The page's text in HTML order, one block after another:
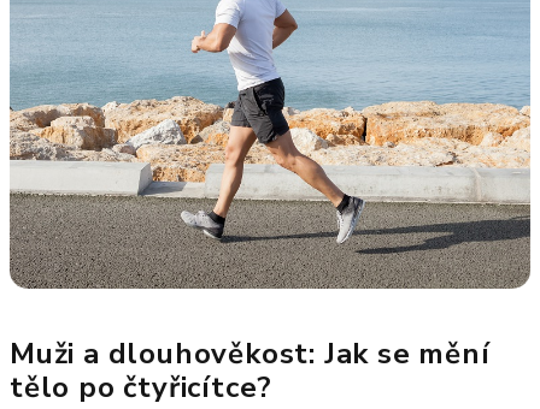
Muži a dlouhověkost: Jak se mění
tělo po čtyřicítce?